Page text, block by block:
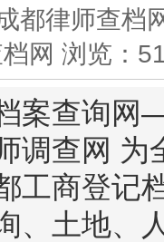
都律师查档
网 浏览：
案查询
调查网 为
工商登记
、土地、